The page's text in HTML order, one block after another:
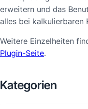
erweitern und das
alles bei kalkulierbaren
Weitere Einzelheiten
Plugin-Seite.
Kategorien